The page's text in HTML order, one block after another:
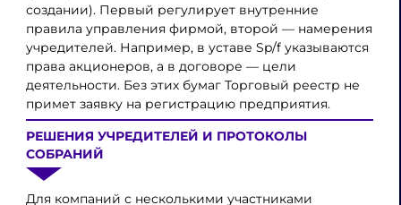
создании). Первый регулирует внутренние
правила управления фирмой, второй — намерения
учредителей. Например, в уставе Sp/f указываются
права акционеров, а в договоре — цели
деятельности. Без этих бумаг Торговый реестр не
примет заявку на регистрацию предприятия.
РЕШЕНИЯ УЧРЕДИТЕЛЕЙ И ПРОТОКОЛЫ
СОБРАНИЙ
Для компаний с несколькими участниками